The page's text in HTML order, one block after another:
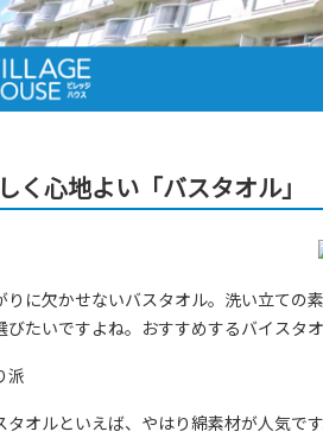
く心地よい「バスタオル」
りに欠かせないバスタオル。洗い立ての
びたいですよね。おすすめするバイスタ
派
タオルといえば、やはり綿素材が人気で